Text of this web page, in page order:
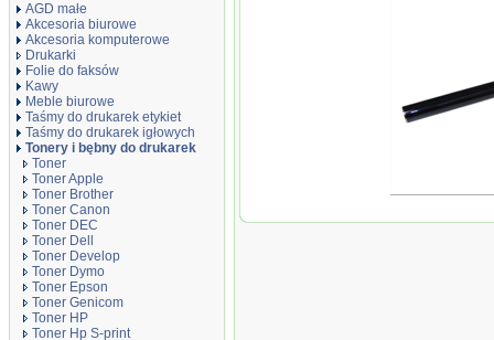
AGD małe
Akcesoria biurowe
Akcesoria komputerowe
Drukarki
Folie do faksów
Kawy
Meble biurowe
Taśmy do drukarek etykiet
Taśmy do drukarek igłowych
Tonery i bębny do drukarek
Toner
Toner Apple
Toner Brother
Toner Canon
Toner DEC
Toner Dell
Toner Develop
Toner Dymo
Toner Epson
Toner Genicom
Toner HP
Toner Hp S-print
Taskalfa 180/